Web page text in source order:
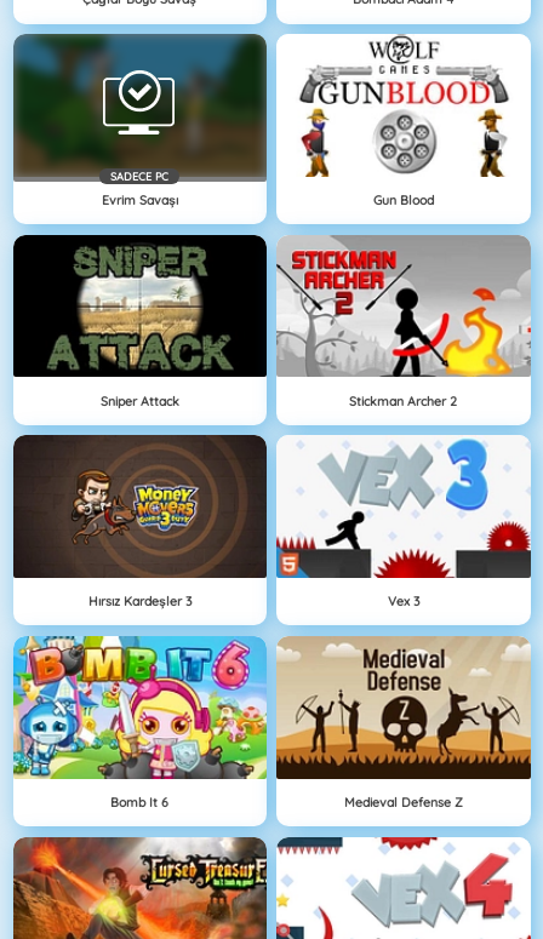
SADECE PC
Evrim Savaşı Gun Blood
Sniper Attack Stickman Archer 2
Hırsız Kardeşler 3 Vex 3
Bomb It 6 Medieval Defense Z